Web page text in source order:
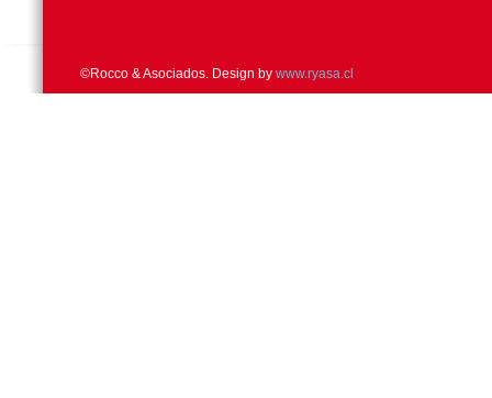
©Rocco & Asociados. Design by www.ryasa.cl